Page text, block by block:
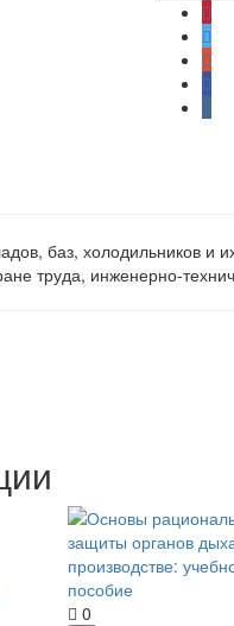
баз, холодильников и
труда, инженерно-
0